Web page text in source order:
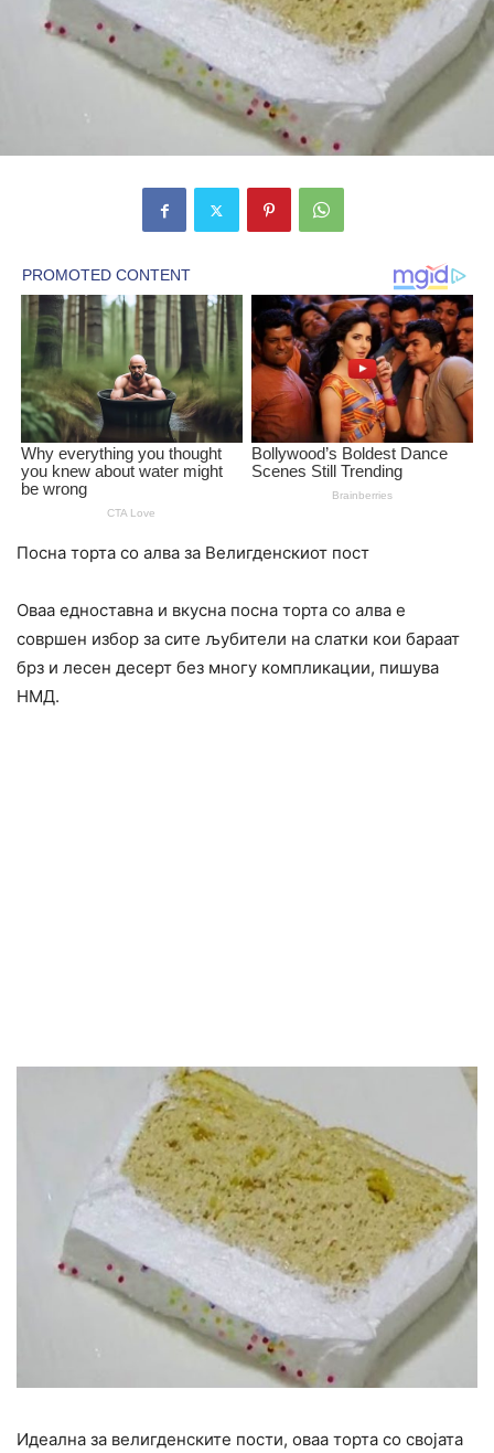
Посна торта со алва за Велигденскиот пост
Оваа едноставна и вкусна посна торта со алва е
совршен избор за сите љубители на слатки кои бараат
брз и лесен десерт без многу компликации, пишува
НМД.
Идеална за велигденските пости, оваа торта со својата